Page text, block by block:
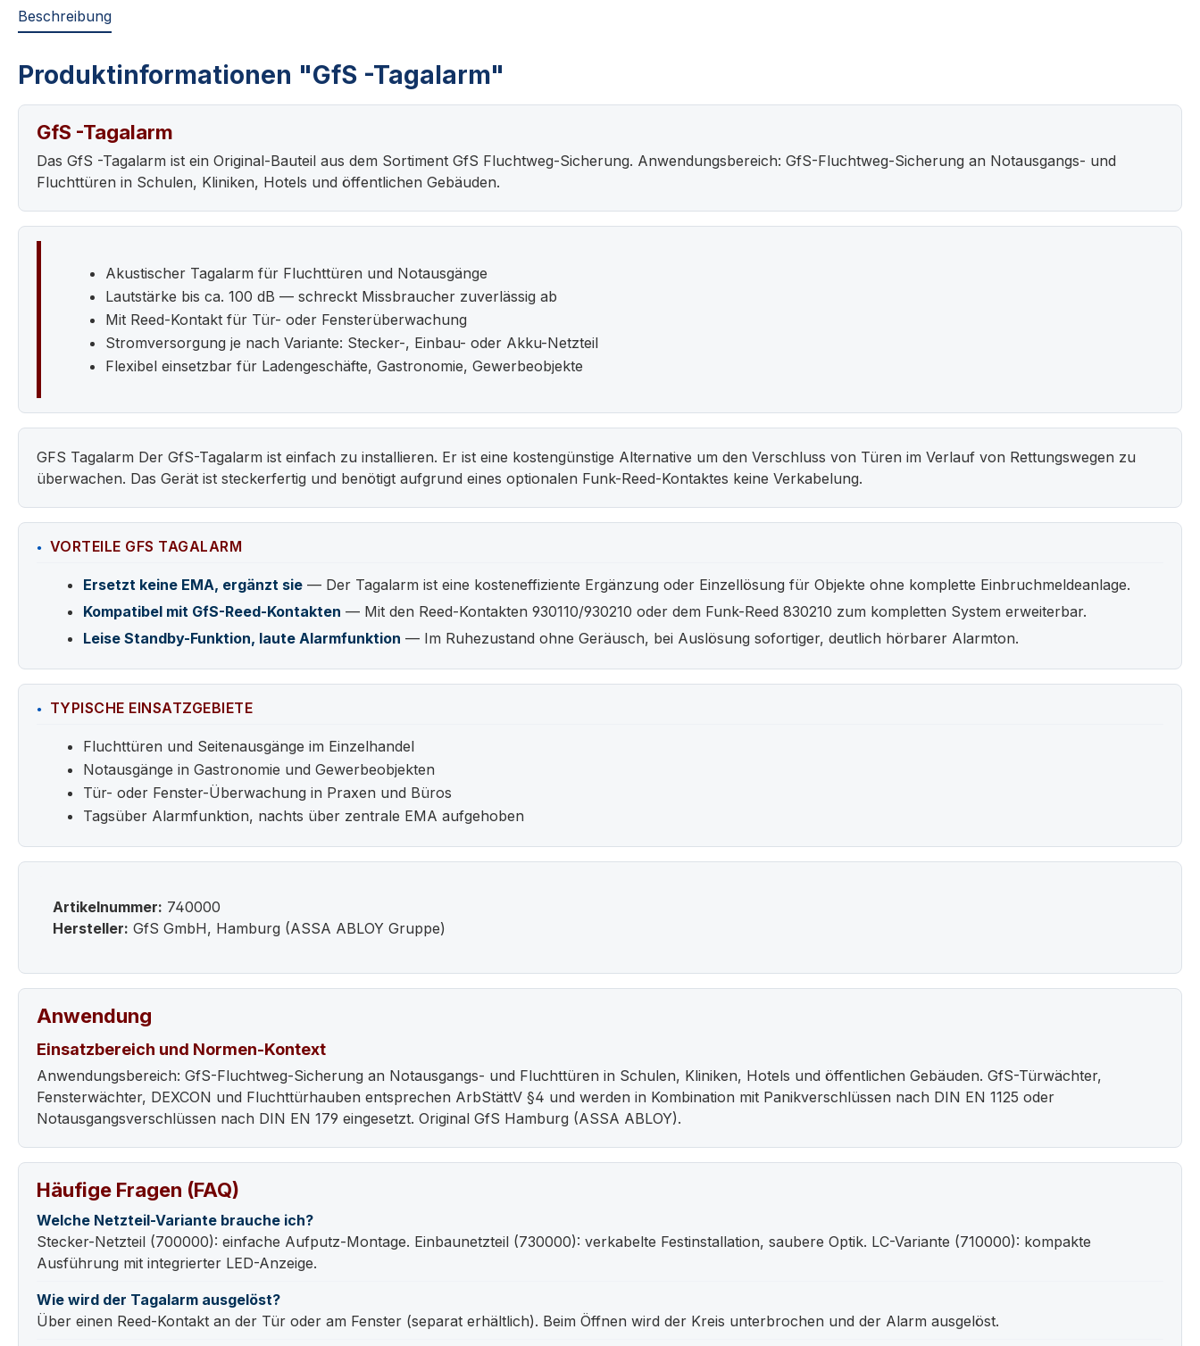
Beschreibung
Produktinformationen "GfS -Tagalarm"
GfS -Tagalarm
Das GfS -Tagalarm ist ein Original-Bauteil aus dem Sortiment GfS Fluchtweg-Sicherung. Anwendungsbereich: GfS-Fluchtweg-Sicherung an Notausgangs- und
Fluchttüren in Schulen, Kliniken, Hotels und öffentlichen Gebäuden.
Akustischer Tagalarm für Fluchttüren und Notausgänge
Lautstärke bis ca. 100 dB — schreckt Missbraucher zuverlässig ab
Mit Reed-Kontakt für Tür- oder Fensterüberwachung
Stromversorgung je nach Variante: Stecker-, Einbau- oder Akku-Netzteil
Flexibel einsetzbar für Ladengeschäfte, Gastronomie, Gewerbeobjekte
GFS Tagalarm Der GfS-Tagalarm ist einfach zu installieren. Er ist eine kostengünstige Alternative um den Verschluss von Türen im Verlauf von Rettungswegen zu
überwachen. Das Gerät ist steckerfertig und benötigt aufgrund eines optionalen Funk-Reed-Kontaktes keine Verkabelung.
VORTEILE GFS TAGALARM
Ersetzt keine EMA, ergänzt sie — Der Tagalarm ist eine kosteneffiziente Ergänzung oder Einzellösung für Objekte ohne komplette Einbruchmeldeanlage.
Kompatibel mit GfS-Reed-Kontakten — Mit den Reed-Kontakten 930110/930210 oder dem Funk-Reed 830210 zum kompletten System erweiterbar.
Leise Standby-Funktion, laute Alarmfunktion — Im Ruhezustand ohne Geräusch, bei Auslösung sofortiger, deutlich hörbarer Alarmton.
TYPISCHE EINSATZGEBIETE
Fluchttüren und Seitenausgänge im Einzelhandel
Notausgänge in Gastronomie und Gewerbeobjekten
Tür- oder Fenster-Überwachung in Praxen und Büros
Tagsüber Alarmfunktion, nachts über zentrale EMA aufgehoben
Artikelnummer: 740000
Hersteller: GfS GmbH, Hamburg (ASSA ABLOY Gruppe)
Anwendung
Einsatzbereich und Normen-Kontext
Anwendungsbereich: GfS-Fluchtweg-Sicherung an Notausgangs- und Fluchttüren in Schulen, Kliniken, Hotels und öffentlichen Gebäuden. GfS-Türwächter,
Fensterwächter, DEXCON und Fluchttürhauben entsprechen ArbStättV §4 und werden in Kombination mit Panikverschlüssen nach DIN EN 1125 oder
Notausgangsverschlüssen nach DIN EN 179 eingesetzt. Original GfS Hamburg (ASSA ABLOY).
Häufige Fragen (FAQ)
Welche Netzteil-Variante brauche ich?
Stecker-Netzteil (700000): einfache Aufputz-Montage. Einbaunetzteil (730000): verkabelte Festinstallation, saubere Optik. LC-Variante (710000): kompakte
Ausführung mit integrierter LED-Anzeige.
Wie wird der Tagalarm ausgelöst?
Über einen Reed-Kontakt an der Tür oder am Fenster (separat erhältlich). Beim Öffnen wird der Kreis unterbrochen und der Alarm ausgelöst.